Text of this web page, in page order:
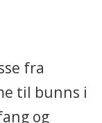
fra
til bunns i
og